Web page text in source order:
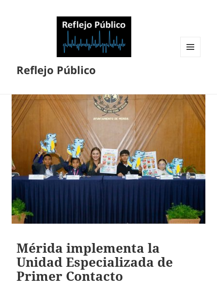
Reflejo Público
Mérida implementa la
Unidad Especializada de
Primer Contacto